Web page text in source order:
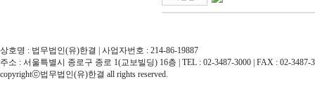
상호명 : 법무법인(유)한결 | 사업자번호 : 214-86-19887
주소 : 서울특별시 종로구 종로 1(교보빌딩) 16층 | TEL : 02-3487-3000 | FAX : 02-3487-
copyrightⓒ법무법인(유)한결 all rights reserved.